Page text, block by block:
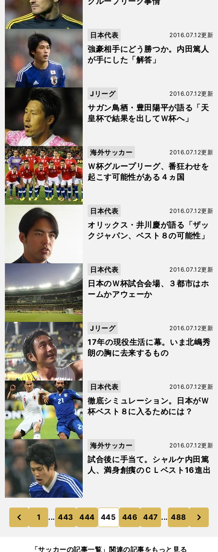
強豪相手にどう勝つか。内田篤人
が手にした「解答」
2016.07.12更新
日本代表
サガン鳥栖・豊田陽平が語る「天
皇杯で結果を出してＷ杯へ」
2016.07.12更新
Jリーグ
Ｗ杯グループリーグ、番狂わせを
起こす可能性がある４ヵ国
2016.07.12更新
海外サッカー
オリックス・井川慶が語る「ザッ
クジャパン、ベスト８の可能性」
2016.07.12更新
日本代表
日本のＷ杯試合会場、３都市はホ
ームかアウェーか
2016.07.12更新
日本代表
17年の現役生活に幕。いま北嶋秀
朗の胸に去来するもの
2016.07.12更新
Jリーグ
徹底シミュレーション。日本がＷ
杯ベスト８に入るためには？
2016.07.12更新
日本代表
試合後に手当て。シャルケ内田篤
人、満身創痍のＣＬベスト16進出
2016.07.12更新
海外サッカー
前
のページへ
1 ... 443 444 445 446 447 ... 488
のページへ
「サッカーの記事一覧」関連の記事をもっと見る